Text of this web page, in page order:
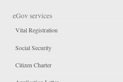
eGov services
Vital Registration
Social Security
Citizen Charter